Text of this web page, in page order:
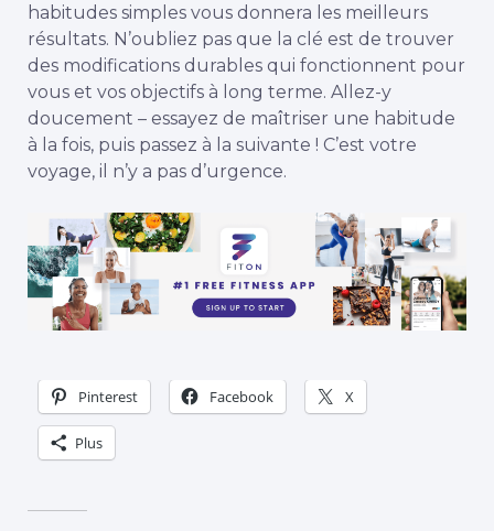
habitudes simples vous donnera les meilleurs
résultats. N’oubliez pas que la clé est de trouver
des modifications durables qui fonctionnent pour
vous et vos objectifs à long terme. Allez-y
doucement – essayez de maîtriser une habitude
à la fois, puis passez à la suivante ! C’est votre
voyage, il n’y a pas d’urgence.
Pinterest Facebook X
Plus